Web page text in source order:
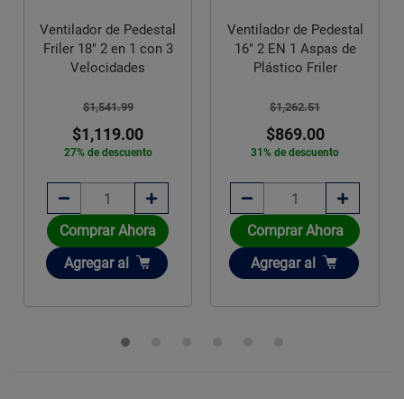
Ventilador de Pedestal
Friler 18" 2 en 1 con 3
Velocidades
$1,541.99
$1,119.00
27% de descuento
Comprar Ahora
Añadir
Agregar al
Ventilador de Pedestal
16" 2 EN 1 Aspas de
Plástico Friler
$1,262.51
$869.00
31% de descuento
Comprar Ahora
Añadir
Agregar al